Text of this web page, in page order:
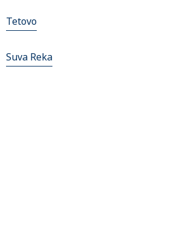
Tetovo
Suva Reka